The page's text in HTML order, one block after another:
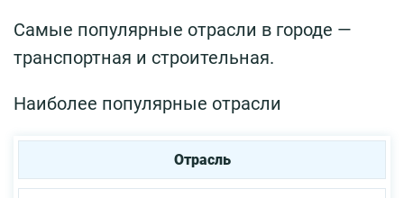
Самые популярные отрасли в городе —
транспортная и строительная.
Наиболее популярные отрасли
Отрасль